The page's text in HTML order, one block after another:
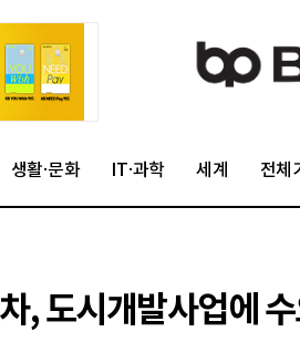
생활·문화 IT·과학 세계 전체
, 도시개발사업에